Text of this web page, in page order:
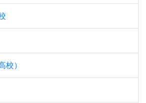
校）